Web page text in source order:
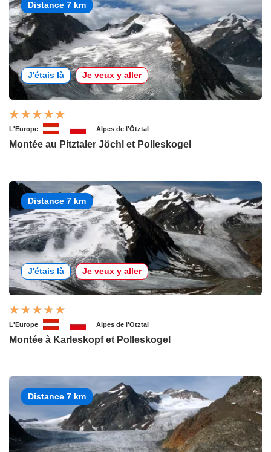
Distance 7 km
J'étais là Je veux y aller
L'Europe Alpes de l'Ötztal
Montée au Pitztaler Jöchl et Polleskogel
Distance 7 km
J'étais là Je veux y aller
L'Europe Alpes de l'Ötztal
Montée à Karleskopf et Polleskogel
Distance 7 km